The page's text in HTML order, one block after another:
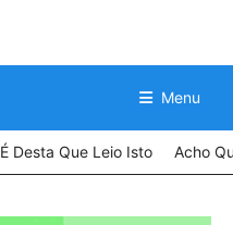
Menu
É Desta Que Leio Isto Acho